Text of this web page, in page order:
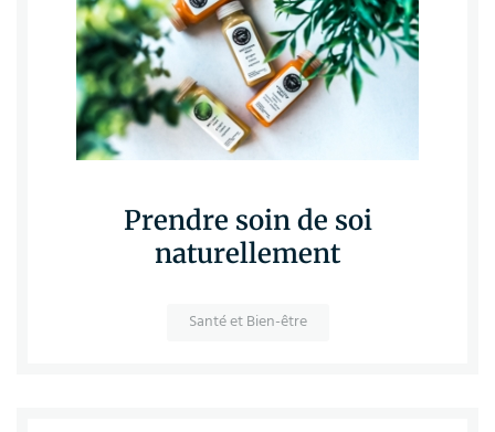
Prendre soin de soi
naturellement
Santé et Bien-être